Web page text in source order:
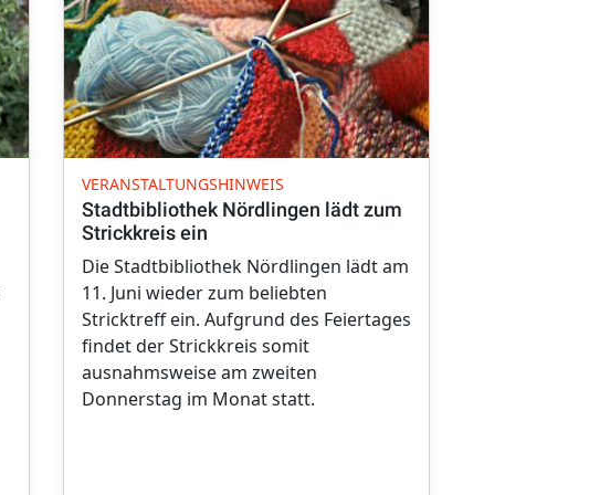
VERANSTALTUNGSHINWEIS
Stadtbibliothek Nördlingen lädt zum
Strickkreis ein
Die Stadtbibliothek Nördlingen lädt am
11. Juni wieder zum beliebten
Stricktreff ein. Aufgrund des Feiertages
findet der Strickkreis somit
ausnahmsweise am zweiten
Donnerstag im Monat statt.